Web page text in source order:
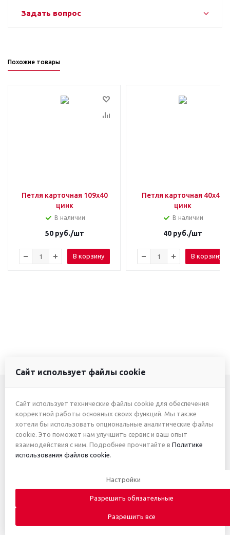
Задать вопрос
Похожие товары
Петля карточная 109х40
цинк
В наличии
50руб./шт
В корзину
Петля карточная 40х40
цинк
В наличии
40руб./шт
В корзину
+7 (3412) 46-7777
+7 (912) 746-00-77
Приведённые цены и характеристики товаров носят
исключительно ознакомительный характер и не являются
публичной офертой. Автоматическое письмо с информацией о
получении заказа не является основанием для заключения
договора купли-продажи. Заказ считается принятым только после
Сайт использует файлы cookie
Сайт использует технические файлы cookie для обеспечения
корректной работы основных своих функций. Мы также
хотели бы использовать опциональные аналитические файлы
cookie. Это поможет нам улучшить сервис и ваш опыт
взаимодействия с ним. Подробнее прочитайте в Политике
использования файлов cookie.
Настройки
Разрешить обязательные
Разрешить все